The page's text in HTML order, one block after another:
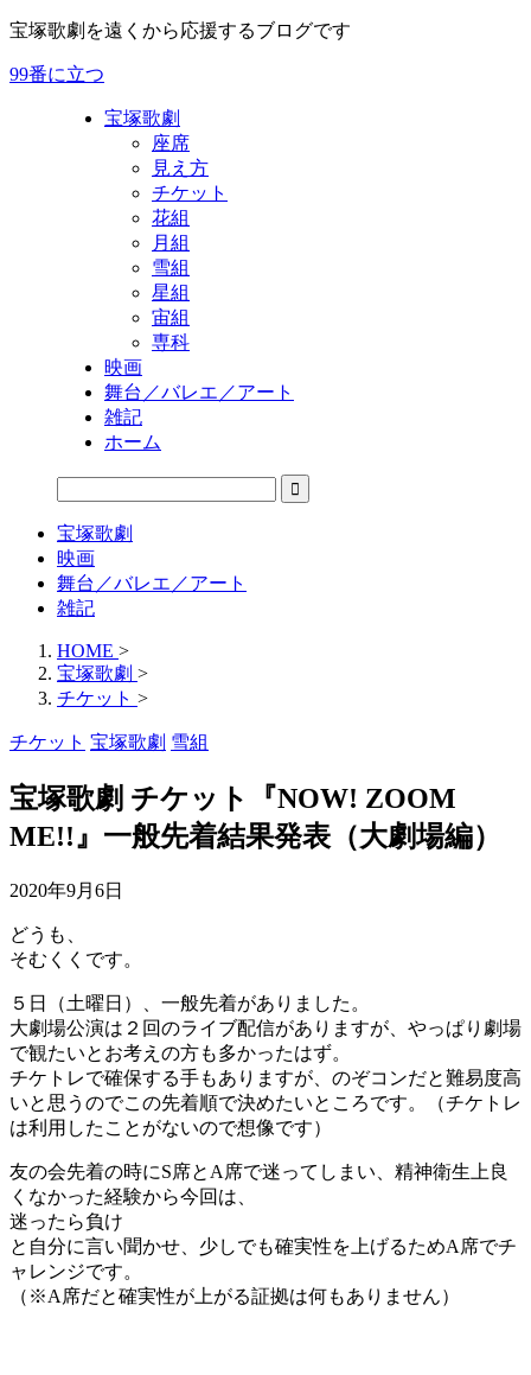
宝塚歌劇を遠くから応援するブログです
99番に立つ
宝塚歌劇
座席
見え方
チケット
花組
月組
雪組
星組
宙組
専科
映画
舞台／バレエ／アート
雑記
ホーム
宝塚歌劇
映画
舞台／バレエ／アート
雑記
HOME >
宝塚歌劇 >
チケット >
チケット 宝塚歌劇 雪組
宝塚歌劇 チケット『NOW! ZOOM
ME!!』一般先着結果発表（大劇場編）
2020年9月6日
どうも、
そむくくです。
５日（土曜日）、一般先着がありました。
大劇場公演は２回のライブ配信がありますが、やっぱり劇場
で観たいとお考えの方も多かったはず。
チケトレで確保する手もありますが、のぞコンだと難易度高
いと思うのでこの先着順で決めたいところです。（チケトレ
は利用したことがないので想像です）
友の会先着の時にS席とA席で迷ってしまい、精神衛生上良
くなかった経験から今回は、
迷ったら負け
と自分に言い聞かせ、少しでも確実性を上げるためA席でチ
ャレンジです。
（※A席だと確実性が上がる証拠は何もありません）